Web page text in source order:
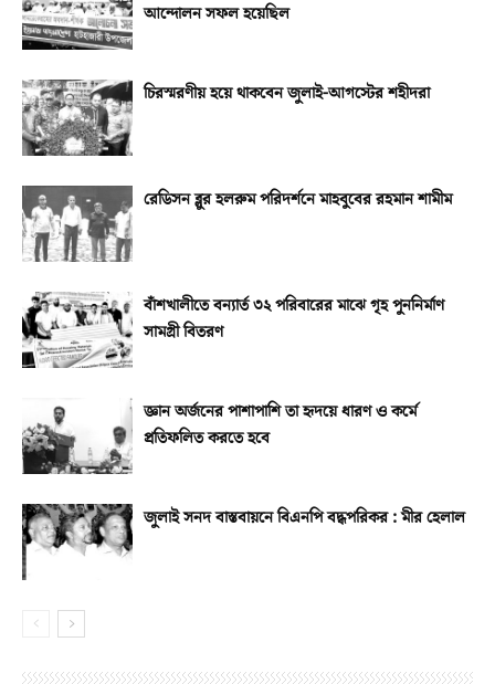
আন্দোলন সফল হয়েছিল
চিরস্মরণীয় হয়ে থাকবেন জুলাই-আগস্টের শহীদরা
রেডিসন ব্লুর হলরুম পরিদর্শনে মাহবুবের রহমান শামীম
বাঁশখালীতে বন্যার্ত ৩২ পরিবারের মাঝে গৃহ পুননির্মাণ
সামগ্রী বিতরণ
জ্ঞান অর্জনের পাশাপাশি তা হৃদয়ে ধারণ ও কর্মে
প্রতিফলিত করতে হবে
জুলাই সনদ বাস্তবায়নে বিএনপি বদ্ধপরিকর : মীর হেলাল